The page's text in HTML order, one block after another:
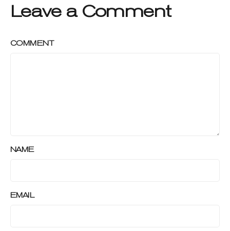
Leave a Comment
COMMENT
NAME
EMAIL